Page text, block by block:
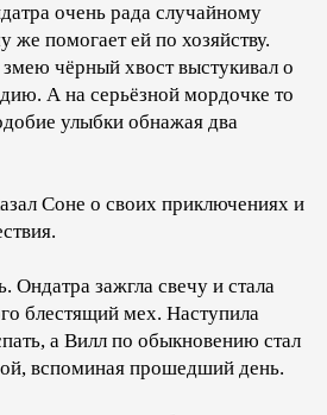
очень рада случайному
же помогает ей по хозяйству.
чёрный хвост выстукивал о
А на серьёзной мордочке то
улыбки обнажая два
Соне о своих приключениях и
Ондатра зажгла свечу и стала
блестящий мех. Наступила
а Вилл по обыкновению стал
вспоминая прошедший день.